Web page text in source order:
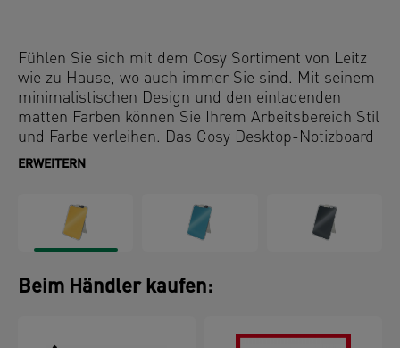
Fühlen Sie sich mit dem Cosy Sortiment von Leitz
wie zu Hause, wo auch immer Sie sind. Mit seinem
minimalistischen Design und den einladenden
matten Farben können Sie Ihrem Arbeitsbereich Stil
und Farbe verleihen. Das Cosy Desktop-Notizboard
mit der trocken abwischbaren, leicht zu reinigenden
die perfekte Ergänzung für Ihr Zuhause oder Ihr
Büro, damit Sie den ganzen Tag entspannt und
produktiv bleiben.
ERWEITERN
Beim Händler kaufen: